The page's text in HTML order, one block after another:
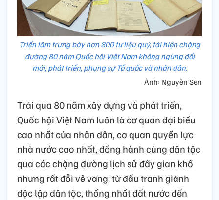
Triển lãm trưng bày hơn 800 tư liệu quý, tái hiện chặng
đường 80 năm Quốc hội Việt Nam không ngừng đổi
mới, phát triển, phụng sự Tổ quốc và nhân dân.
Ảnh: Nguyễn Sen
Trải qua 80 năm xây dựng và phát triển,
Quốc hội Việt Nam luôn là cơ quan đại biểu
cao nhất của nhân dân, cơ quan quyền lực
nhà nước cao nhất, đồng hành cùng dân tộc
qua các chặng đường lịch sử đầy gian khổ
nhưng rất đỗi vẻ vang, từ đấu tranh giành
độc lập dân tộc, thống nhất đất nước đến